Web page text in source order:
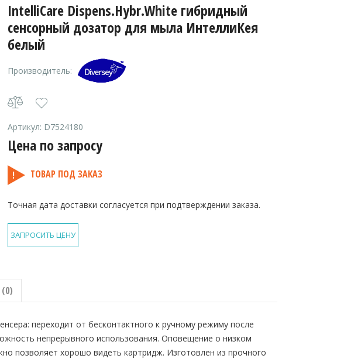
IntelliCare Dispens.Hybr.White гибридный
сенсорный дозатор для мыла ИнтеллиКея
белый
Производитель:
Артикул: D7524180
Цена по запросу
ТОВАР ПОД ЗАКАЗ
Точная дата доставки согласуется при подтверждении заказа.
ЗАПРОСИТЬ ЦЕНУ
переходит от бесконтактного к ручному режиму после
непрерывного использования. Оповещение о низком
позволяет хорошо видеть картридж. Изготовлен из прочного